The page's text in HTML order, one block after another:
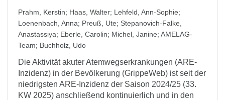
Prahm, Kerstin; Haas, Walter; Lehfeld, Ann-Sophie;
Loenenbach, Anna; Preuß, Ute; Stepanovich-Falke,
Anastassiya; Eberle, Carolin; Michel, Janine; AMELAG-
Team; Buchholz, Udo
Die Aktivität akuter Atemwegserkrankungen (ARE-
Inzidenz) in der Bevölkerung (GrippeWeb) ist seit der
niedrigsten ARE-Inzidenz der Saison 2024/25 (33.
KW 2025) anschließend kontinuierlich und in den